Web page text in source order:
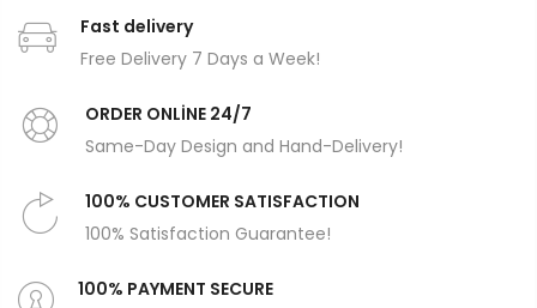
Fast delivery
Free Delivery 7 Days a Week!
ORDER ONLİNE 24/7
Same-Day Design and Hand-Delivery!
100% CUSTOMER SATISFACTION
100% Satisfaction Guarantee!
100% PAYMENT SECURE